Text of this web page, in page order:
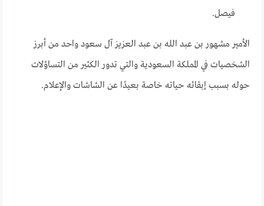
فيصل.
الأمير مشهور بن عبد الله بن عبد العزيز آل سعود واحد من أبرز
الشخصيات في المملكة السعودية والتي تدور الكثير من التساؤلات
حوله بسبب إبقائه حياته خاصة بعيدًا عن الشاشات والإعلام.